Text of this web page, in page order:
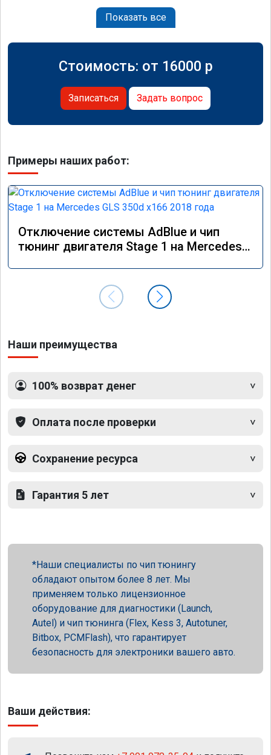
Показать все
Стоимость: от 16000 p
Записаться Задать вопрос
Примеры наших работ:
Отключение системы AdBlue и чип
тюнинг двигателя Stage 1 на Mercedes
Наши преимущества
100% возврат денег
Оплата после проверки
Сохранение ресурса
Гарантия 5 лет
Наши специалисты по чип тюнингу
обладают опытом более 8 лет. Мы
применяем только лицензионное
оборудование для диагностики (Launch,
Autel) и чип тюнинга (Flex, Kess 3, Autotuner,
Bitbox, PCMFlash), что гарантирует
безопасность для электроники вашего авто.
Ваши действия: